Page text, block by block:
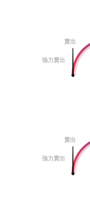
賣出
強力賣出
賣出
強力賣出